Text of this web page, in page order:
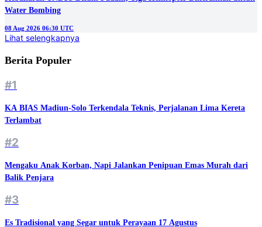
Water Bombing
08 Aug 2026 06:30 UTC
Lihat selengkapnya
Berita Populer
#1
KA BIAS Madiun-Solo Terkendala Teknis, Perjalanan Lima Kereta
Terlambat
#2
Mengaku Anak Korban, Napi Jalankan Penipuan Emas Murah dari
Balik Penjara
#3
Es Tradisional yang Segar untuk Perayaan 17 Agustus